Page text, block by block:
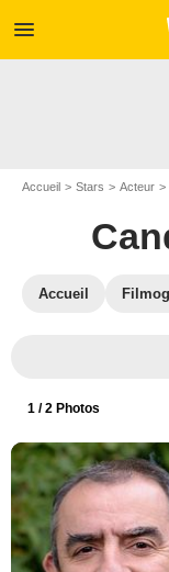
menu
Accueil Stars Acteur
Accueil
1 / 2 Photos